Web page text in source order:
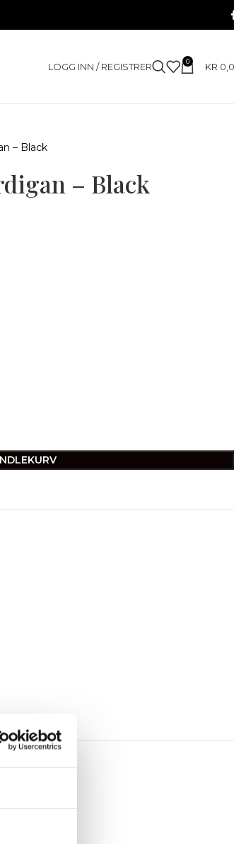
LOGG INN / REGISTRER 0 KR
– Black
– Black